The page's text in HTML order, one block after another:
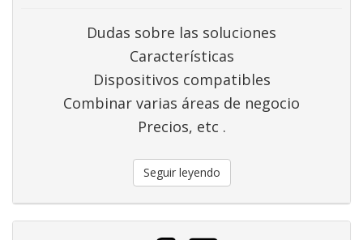
Dudas sobre las soluciones
Características
Dispositivos compatibles
Combinar varias áreas de negocio
Precios, etc .
Seguir leyendo